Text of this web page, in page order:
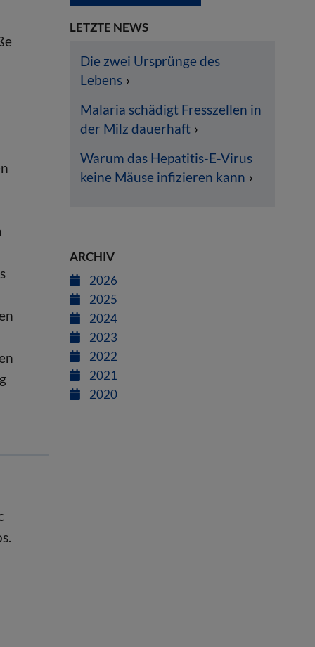
LETZTE NEWS
Die zwei Ursprünge des
Lebens
Malaria schädigt Fresszellen in
der Milz dauerhaft
Warum das Hepatitis-E-Virus
keine Mäuse infizieren kann
ARCHIV
2026
2025
2024
2023
2022
2021
2020